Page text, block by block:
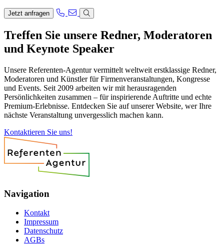
Jetzt anfragen
Treffen Sie unsere Redner, Moderatoren
und Keynote Speaker
Unsere Referenten-Agentur vermittelt weltweit erstklassige Redner,
Moderatoren und Künstler für Firmenveranstaltungen, Kongresse
und Events. Seit 2009 arbeiten wir mit herausragenden
Persönlichkeiten zusammen – für inspirierende Auftritte und echte
Premium-Erlebnisse. Entdecken Sie auf unserer Website, wer Ihre
nächste Veranstaltung unvergesslich machen kann.
Kontaktieren Sie uns!
Navigation
Kontakt
Impressum
Datenschutz
AGBs